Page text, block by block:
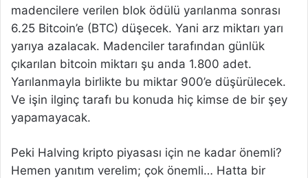
madencilere verilen blok ödülü yarılanma sonrası
6.25 Bitcoin’e (BTC) düşecek. Yani arz miktarı yarı
yarıya azalacak. Madenciler tarafından günlük
çıkarılan bitcoin miktarı şu anda 1.800 adet.
Yarılanmayla birlikte bu miktar 900’e düşürülecek.
Ve işin ilginç tarafı bu konuda hiç kimse de bir şey
yapamayacak.
Peki Halving kripto piyasası için ne kadar önemli?
Hemen yanıtım verelim; çok önemli… Hatta bir